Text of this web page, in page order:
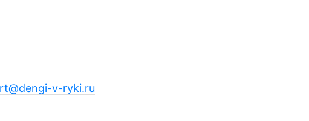
v-ryki.ru